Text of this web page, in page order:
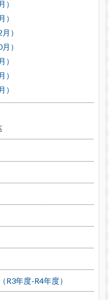
）
）
年度-R4年度）